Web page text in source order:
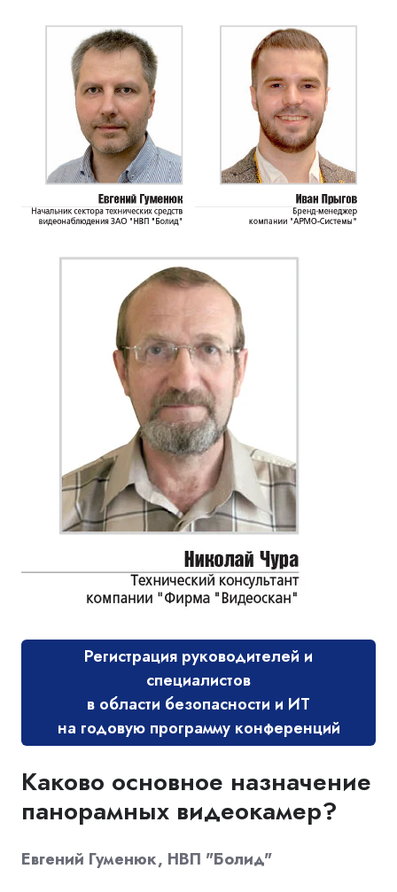
Регистрация руководителей и
специалистов
в области безопасности и ИТ
на годовую программу конференций
Каково основное назначение
панорамных видеокамер?
Евгений Гуменюк, НВП "Болид"